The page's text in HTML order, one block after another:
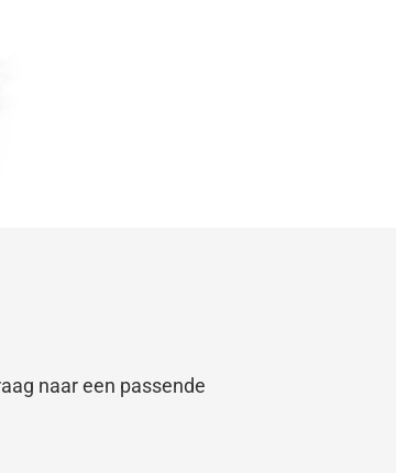
naar een passende